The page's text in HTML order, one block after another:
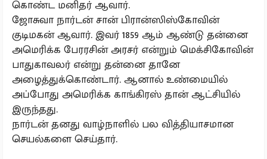
கொண்ட மனிதர் ஆவார்.
ஜோசுவா நார்டன் சான் பிரான்ஸிஸ்கோவின்
குடிமகன் ஆவார். இவர் 1859 ஆம் ஆண்டு தன்னை
அமெரிக்க பேரரசின் அரசர் என்றும் மெக்சிகோவின்
பாதுகாவலர் என்று தன்னை தானே
அழைத்துக்கொண்டார். ஆனால் உண்மையில்
அப்போது அமெரிக்க காங்கிரஸ் தான் ஆட்சியில்
இருந்தது.
நார்டன் தனது வாழ்நாளில் பல வித்தியாசமான
செயல்களை செய்தார்.